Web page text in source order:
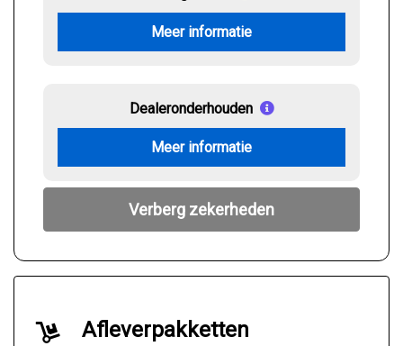
Meer informatie
Dealeronderhouden
Meer informatie
Verberg zekerheden
Afleverpakketten